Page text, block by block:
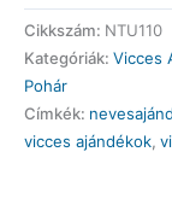
Pálinkás
Pohár
-
Rita
-
Vicces
Cikkszám: NTU110
Kategóriák: Vicces
Pohár
Címkék:
vicces ajándékok,